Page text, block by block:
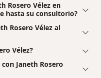
Rosero Vélez en
hasta su consultorio?
Rosero Vélez al
Vélez?
Janeth Rosero